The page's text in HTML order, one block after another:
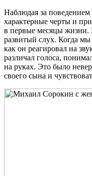
Наблюдая за
характерные черты и
в первые месяцы жизни.
развитый слух. Когда
как он реагировал на
различал голоса,
на руках. Это было
своего сына и